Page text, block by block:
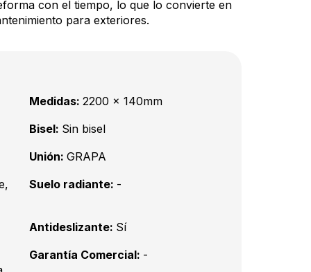
con el tiempo, lo que lo convierte en
para exteriores.
Medidas: 2200 x 140mm
Bisel: Sin bisel
Unión: GRAPA
Suelo radiante: -
Antideslizante: Sí
Garantía Comercial: -